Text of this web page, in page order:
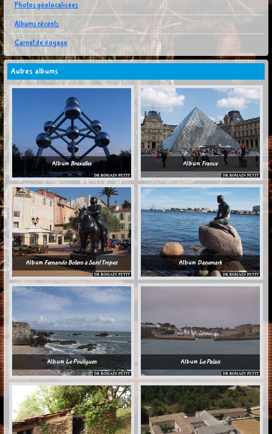
Photos géolocalisées
Albums récents
Carnet de voyage
Autres albums
AlbumBruxelles AlbumFrance
AlbumFernando Botero à Saint Tropez Album Danemark
Album Le Pouliguen Album Le Palais